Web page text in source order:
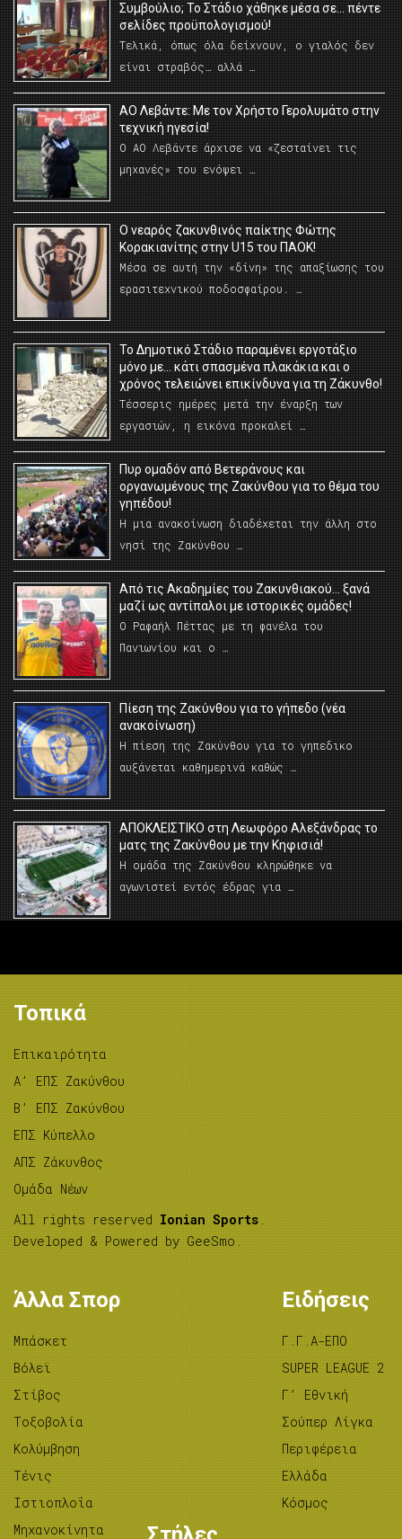
Συμβούλιο; Το Στάδιο χάθηκε μέσα σε… πέντε
σελίδες προϋπολογισμού!
Τελικά, όπως όλα δείχνουν, ο γιαλός δεν
είναι στραβός… αλλά …
ΑΟ Λεβάντε: Με τον Χρήστο Γερολυμάτο στην
τεχνική ηγεσία!
Ο ΑΟ Λεβάντε άρχισε να «ζεσταίνει τις
μηχανές» του ενόψει …
O νεαρός ζακυνθινός παίκτης Φώτης
Κορακιανίτης στην U15 του ΠΑΟΚ!
Μέσα σε αυτή την «δίνη» της απαξίωσης του
ερασιτεχνικού ποδοσφαίρου. …
Το Δημοτικό Στάδιο παραμένει εργοτάξιο
μόνο με… κάτι σπασμένα πλακάκια και ο
χρόνος τελειώνει επικίνδυνα για τη Ζάκυνθο!
Τέσσερις ημέρες μετά την έναρξη των
εργασιών, η εικόνα προκαλεί …
Πυρ ομαδόν από Βετεράνους και
οργανωμένους της Ζακύνθου για το θέμα του
γηπέδου!
Η μια ανακοίνωση διαδέχεται την άλλη στο
νησί της Ζακύνθου …
Από τις Ακαδημίες του Ζακυνθιακού… ξανά
μαζί ως αντίπαλοι με ιστορικές ομάδες!
Ο Ραφαήλ Πέττας με τη φανέλα του
Πανιωνίου και ο …
Πίεση της Ζακύνθου για το γήπεδο (νέα
ανακοίνωση)
Η πίεση της Ζακύνθου για το γηπεδικο
αυξάνεται καθημερινά καθώς …
AΠΟΚΛΕΙΣΤΙΚΟ στη Λεωφόρο Αλεξάνδρας το
ματς της Ζακύνθου με την Κηφισιά!
Η ομάδα της Ζακύνθου κληρώθηκε να
αγωνιστεί εντός έδρας για …
Τοπικά
Επικαιρότητα
A’ ΕΠΣ Ζακύνθου
B’ ΕΠΣ Ζακύνθου
ΕΠΣ Κύπελλο
ΑΠΣ Ζάκυνθος
Ομάδα Νέων
All rights reserved Ionian Sports .
Developed & Powered by GeeSmo .
Άλλα Σπορ
Μπάσκετ
Βόλεϊ
Στίβος
Tοξοβολία
Κολύμβηση
Τένις
Ιστιοπλοΐα
Μηχανοκίνητα
Ειδήσεις
Γ.Γ.Α-ΕΠΟ
SUPER LEAGUE 2
Γ’ Εθνική
Σούπερ Λίγκα
Περιφέρεια
Ελλάδα
Κόσμος